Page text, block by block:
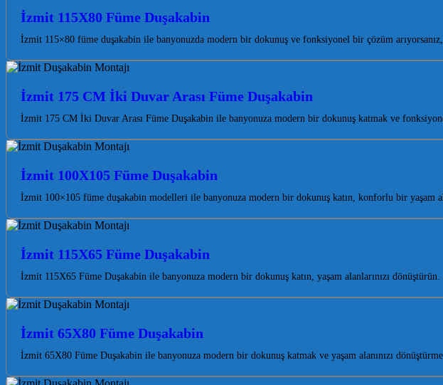
İzmit 115X80 Füme Duşakabin
İzmit 115×80 füme duşakabin ile banyonuzda modern bir dokunuş ve fonksiyonel bir çözüm
İzmit 175 CM İki Duvar Arası Füme Duşakabin
İzmit 175 CM İki Duvar Arası Füme Duşakabin ile banyonuza modern bir dokunuş katmak ve
İzmit 100X105 Füme Duşakabin
İzmit 100×105 füme duşakabin modelleri ile banyonuza modern bir dokunuş katın, konforlu bir yaşam
İzmit 115X65 Füme Duşakabin
İzmit 115X65 Füme Duşakabin ile banyonuza modern bir dokunuş katın, yaşam alanlarınızı
İzmit 65X80 Füme Duşakabin
İzmit 65X80 Füme Duşakabin ile banyonuza modern bir dokunuş katmak ve yaşam alanınızı